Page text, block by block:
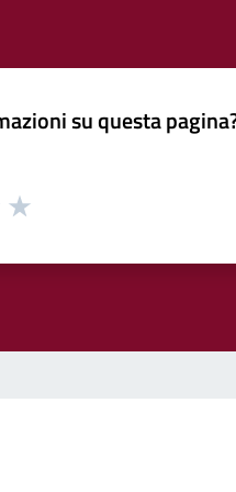
su questa